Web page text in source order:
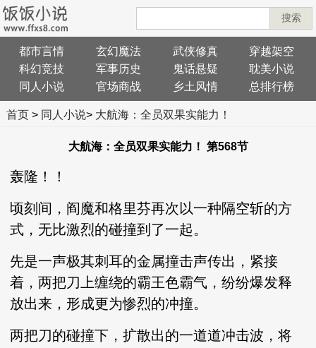
搜索
都市言情 玄幻魔法 武侠修真
穿越架空
科幻竞技
军事历史 鬼话悬疑
耽美小说
同人小说
官场商战 乡土风情 总排行榜
首页> 同人小说> 大航海：全员双果实能力！
大航海：全员双果实能力！ 第568节
轰隆！！
顷刻间，阎魔和格里芬再次以一种隔空斩的方
式，无比激烈的碰撞到了一起。
先是一声极其刺耳的金属撞击声传出，紧接
着，两把刀上缠绕的霸王色霸气，纷纷爆发释
放出来，形成更为惨烈的冲撞。
两把刀的碰撞下，扩散出的一道道冲击波，将